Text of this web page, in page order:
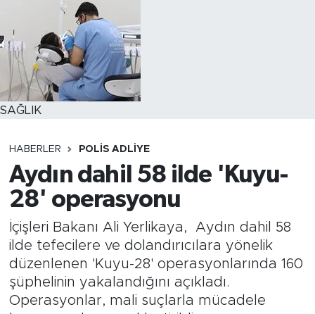
SAĞLIK
HABERLER POLİS ADLİYE
Aydın dahil 58 ilde 'Kuyu-
28' operasyonu
İçişleri Bakanı Ali Yerlikaya, Aydın dahil 58
ilde tefecilere ve dolandırıcılara yönelik
düzenlenen 'Kuyu-28' operasyonlarında 160
şüphelinin yakalandığını açıkladı.
Operasyonlar, mali suçlarla mücadele